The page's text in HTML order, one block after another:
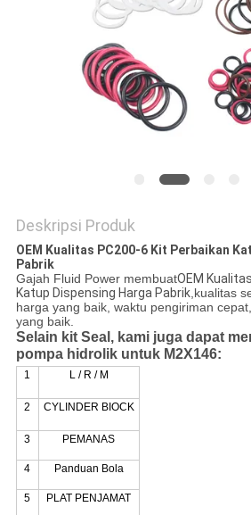
Deskripsi Produk
OEM Kualitas PC200-6 Kit Perbaikan
Pabrik
Gajah Fluid Power membuatOEM
Katup Dispensing Harga Pabrik,kualitas
harga yang baik, waktu pengiriman
yang baik.
Selain kit Seal, kami juga dapat
pompa hidrolik untuk M2X146:
1 L / R / M
2 CYLINDER BIOCK
3 PEMANAS
4 Panduan Bola
5 PLAT PENJAMAT